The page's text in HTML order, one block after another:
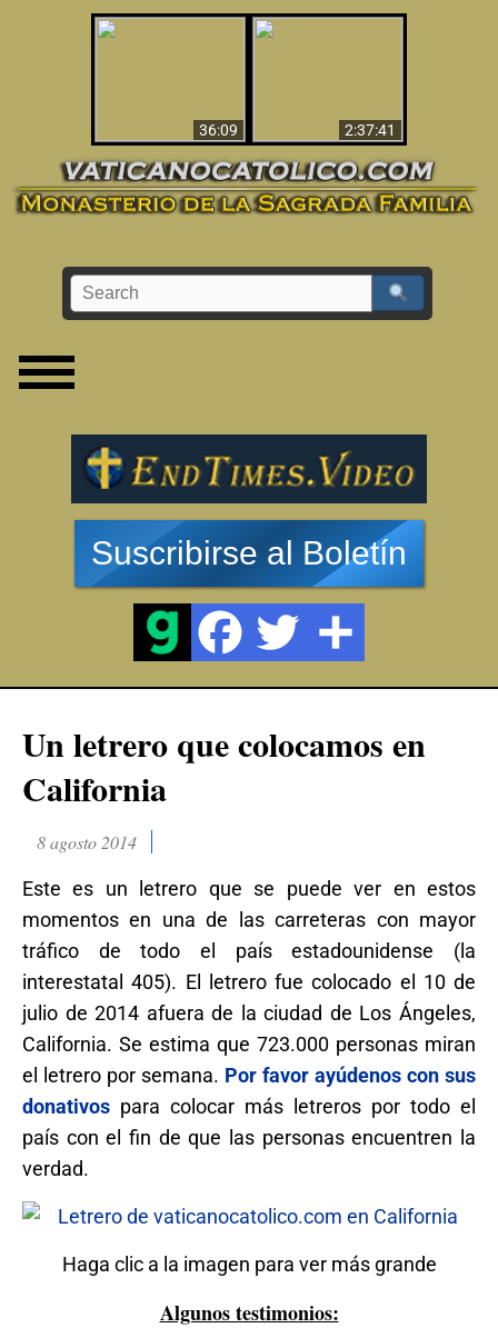
36:09
2:37:41
Suscribirse al Boletín
Un letrero que colocamos en
California
8 agosto 2014
Este es un letrero que se puede ver en estos
momentos en una de las carreteras con mayor
tráfico de todo el país estadounidense (la
interestatal 405). El letrero fue colocado el 10 de
julio de 2014 afuera de la ciudad de Los Ángeles,
California. Se estima que 723.000 personas miran
el letrero por semana. Por favor ayúdenos con sus
donativos para colocar más letreros por todo el
país con el fin de que las personas encuentren la
verdad.
Haga clic a la imagen para ver más grande
Algunos testimonios: